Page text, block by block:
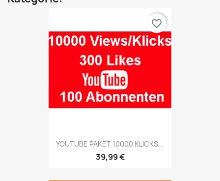
YOUTUBE PAKET 10000 KLICKS...
39,99 €
favorite_border